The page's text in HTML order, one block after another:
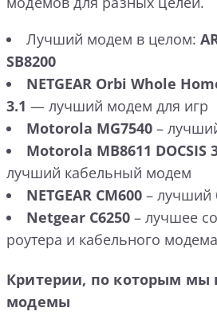
Лучший модем в целом:
SB8200
NETGEAR Orbi Whole
3.1 — лучший модем для игр
Motorola MG7540 –
Motorola MB8611 DOCSIS
лучший кабельный модем
NETGEAR CM600 –
Netgear C6250 – лучшее
роутера и кабельного модема
Критерии, по которым мы
модемы